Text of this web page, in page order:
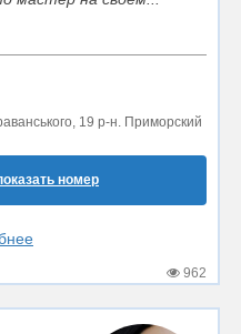
19 р-н. Приморский
номер
962